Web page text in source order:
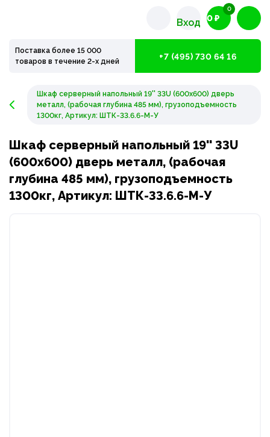
Вход 0 ₽
0
Поставка более 15 000
товаров в течение 2-х дней
+7 (495) 730 64 16
Шкаф серверный напольный 19'' 33U (600х600) дверь
металл, (рабочая глубина 485 мм), грузоподъемность
1300кг, Артикул: ШТК-33.6.6-М-У
Шкаф серверный напольный 19'' 33U
(600х600) дверь металл, (рабочая
глубина 485 мм), грузоподъемность
1300кг, Артикул: ШТК-33.6.6-М-У